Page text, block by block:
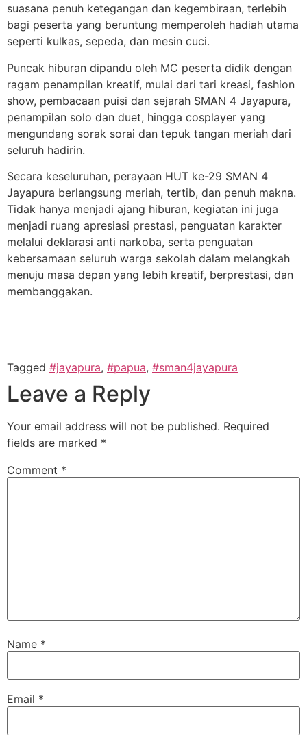
suasana penuh ketegangan dan kegembiraan, terlebih
bagi peserta yang beruntung memperoleh hadiah utama
seperti kulkas, sepeda, dan mesin cuci.
Puncak hiburan dipandu oleh MC peserta didik dengan
ragam penampilan kreatif, mulai dari tari kreasi, fashion
show, pembacaan puisi dan sejarah SMAN 4 Jayapura,
penampilan solo dan duet, hingga cosplayer yang
mengundang sorak sorai dan tepuk tangan meriah dari
seluruh hadirin.
Secara keseluruhan, perayaan HUT ke-29 SMAN 4
Jayapura berlangsung meriah, tertib, dan penuh makna.
Tidak hanya menjadi ajang hiburan, kegiatan ini juga
menjadi ruang apresiasi prestasi, penguatan karakter
melalui deklarasi anti narkoba, serta penguatan
kebersamaan seluruh warga sekolah dalam melangkah
menuju masa depan yang lebih kreatif, berprestasi, dan
membanggakan.
Tagged #jayapura, #papua, #sman4jayapura
Leave a Reply
Your email address will not be published. Required
fields are marked *
Comment *
Name *
Email *